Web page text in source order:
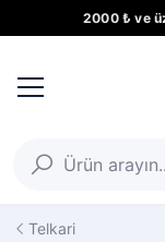
2000 ₺ ve
Telkari